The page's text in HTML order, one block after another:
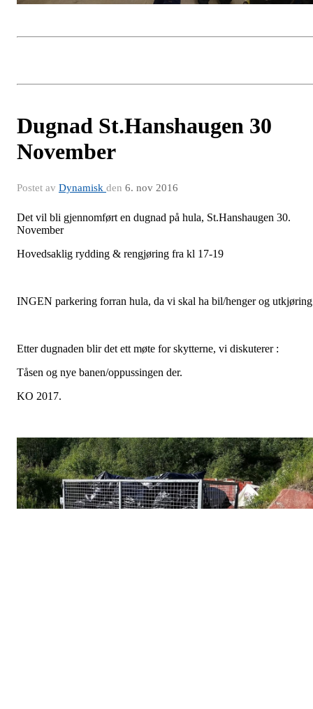
Dugnad St.Hanshaugen 30
November
Postet av Dynamisk den 6. nov 2016
Det vil bli gjennomført en dugnad på hula, St.Hanshaugen 30.
November
Hovedsaklig rydding & rengjøring fra kl 17-19
INGEN parkering forran hula, da vi skal ha bil/henger og utkjøring
Etter dugnaden blir det ett møte for skytterne, vi diskuterer :
Tåsen og nye banen/oppussingen der.
KO 2017.